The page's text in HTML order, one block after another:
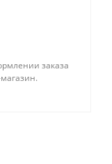
заказа